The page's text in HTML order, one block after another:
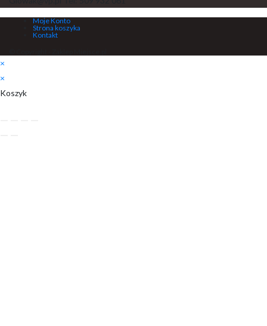
Moje Konto
Strona koszyka
Kontakt
×
×
Koszyk